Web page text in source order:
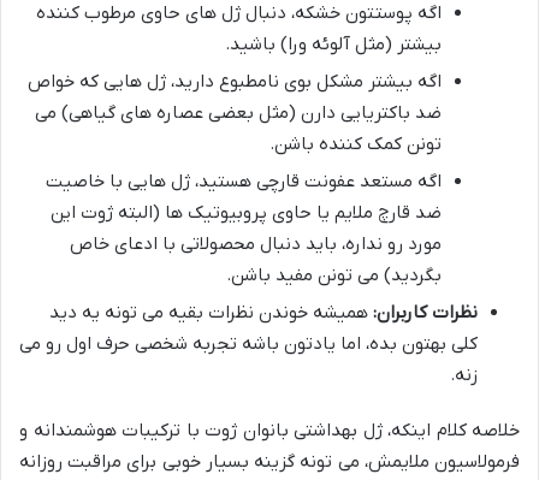
اگه پوستتون خشکه، دنبال ژل های حاوی مرطوب کننده
بیشتر (مثل آلوئه ورا) باشید.
اگه بیشتر مشکل بوی نامطبوع دارید، ژل هایی که خواص
ضد باکتریایی دارن (مثل بعضی عصاره های گیاهی) می
تونن کمک کننده باشن.
اگه مستعد عفونت قارچی هستید، ژل هایی با خاصیت
ضد قارچ ملایم یا حاوی پروبیوتیک ها (البته ژوت این
مورد رو نداره، باید دنبال محصولاتی با ادعای خاص
بگردید) می تونن مفید باشن.
نظرات کاربران: همیشه خوندن نظرات بقیه می تونه یه دید
کلی بهتون بده، اما یادتون باشه تجربه شخصی حرف اول رو می
زنه.
خلاصه کلام اینکه، ژل بهداشتی بانوان ژوت با ترکیبات هوشمندانه و
فرمولاسیون ملایمش، می تونه گزینه بسیار خوبی برای مراقبت روزانه